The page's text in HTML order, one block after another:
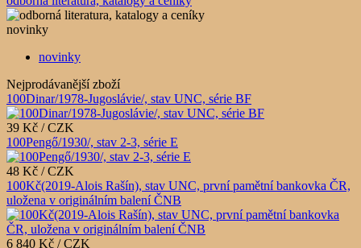
novinky
novinky
Nejprodávanější zboží
100Dinar/1978-Jugoslávie/, stav UNC, série BF
39 Kč / CZK
100Pengő/1930/, stav 2-3, série E
48 Kč / CZK
100Kč(2019-Alois Rašín), stav UNC, první pamětní bankovka ČR,
uložena v originálním balení ČNB
6 840 Kč / CZK